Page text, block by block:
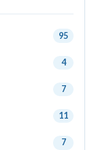
95
4
7
11
7